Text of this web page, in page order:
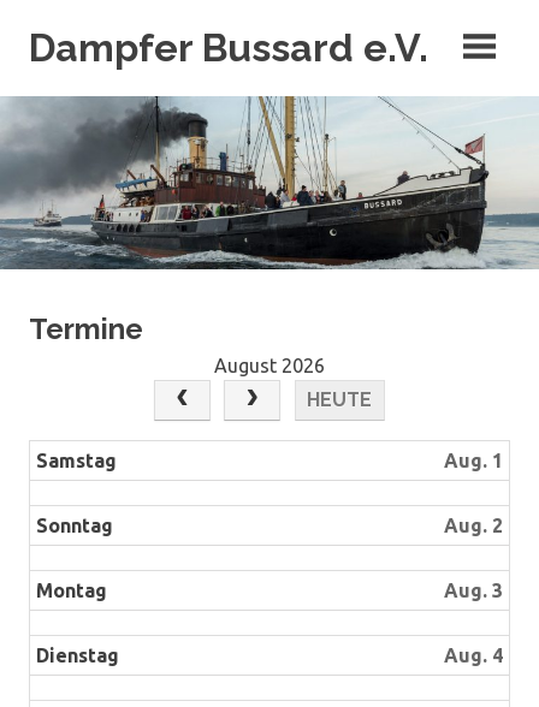
InhaltDampfer Bussard e.V.
Termine
August 2026
HEUTE
Samstag Aug. 1
Sonntag Aug. 2
Montag Aug. 3
Dienstag Aug. 4